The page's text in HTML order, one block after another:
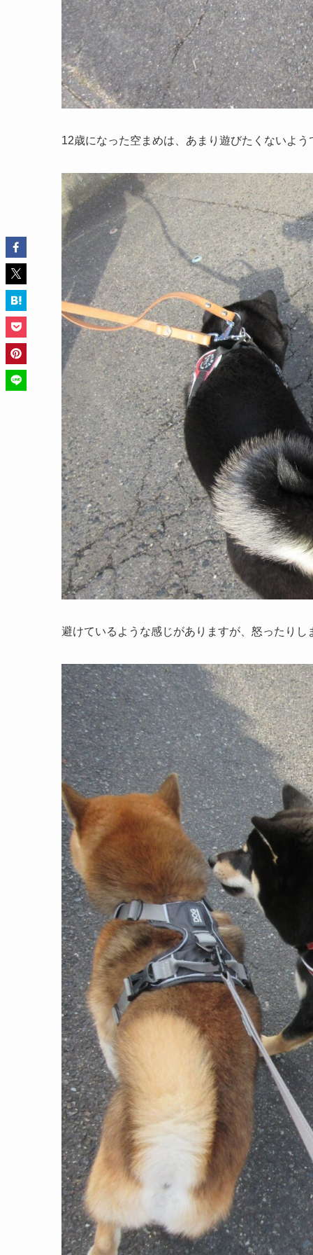
12歳になった空まめは、あまり遊びたくないよう
避けているような感じがありますが、怒ったりし